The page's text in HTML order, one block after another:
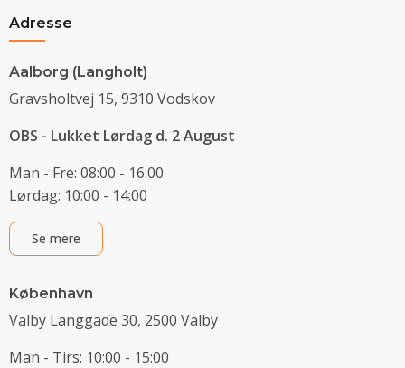
Adresse
Aalborg (Langholt)
Gravsholtvej 15, 9310 Vodskov
OBS - Lukket Lørdag d. 2 August
Man - Fre: 08:00 - 16:00
Lørdag: 10:00 - 14:00
Se mere
København
Valby Langgade 30, 2500 Valby
Man - Tirs: 10:00 - 15:00